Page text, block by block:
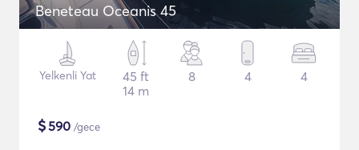
Beneteau Oceanis 45
Yelkenli Yat
45 ft
14 m
8 4 4
$590 /gece